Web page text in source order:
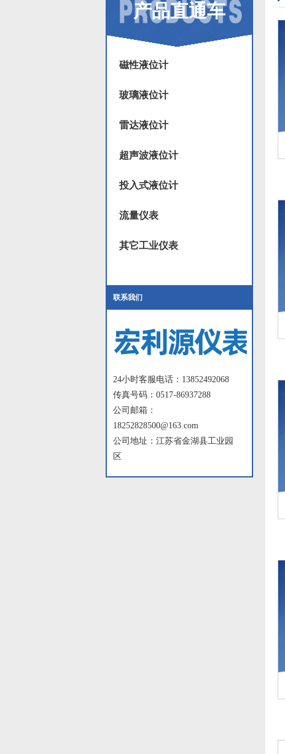
产品直通车
磁性液位计
玻璃液位计
雷达液位计
超声波液位计
投入式液位计
流量仪表
其它工业仪表
联系我们
24小时客服电话：13852492068
传真号码：0517-86937288
公司邮箱：
18252828500@163.com
公司地址：江苏省金湖县工业园
区